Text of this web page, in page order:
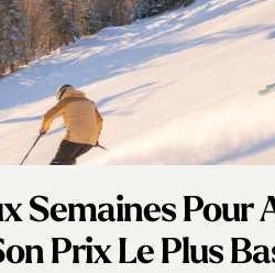
Semaines Pour
Prix Le Plus